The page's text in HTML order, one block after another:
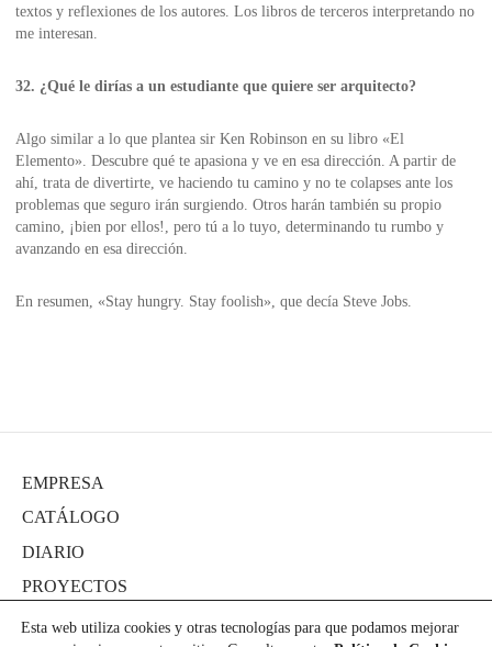
textos y reflexiones de los autores. Los libros de terceros interpretando no
me interesan.
32. ¿Qué le dirías a un estudiante que quiere ser arquitecto?
Algo similar a lo que plantea sir Ken Robinson en su libro «El
Elemento». Descubre qué te apasiona y ve en esa dirección. A partir de
ahí, trata de divertirte, ve haciendo tu camino y no te colapses ante los
problemas que seguro irán surgiendo. Otros harán también su propio
camino, ¡bien por ellos!, pero tú a lo tuyo, determinando tu rumbo y
avanzando en esa dirección.
En resumen, «Stay hungry. Stay foolish», que decía Steve Jobs.
EMPRESA
CATÁLOGO
DIARIO
PROYECTOS
PRENSA
Esta web utiliza cookies y otras tecnologías para que podamos mejorar